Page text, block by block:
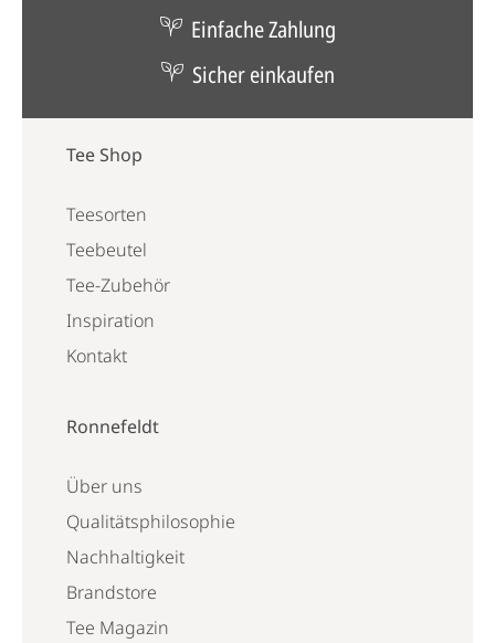
Einfache Zahlung
Sicher einkaufen
Tee Shop
Teesorten
Teebeutel
Tee-Zubehör
Inspiration
Kontakt
Ronnefeldt
Über uns
Qualitätsphilosophie
Nachhaltigkeit
Brandstore
Tee Magazin